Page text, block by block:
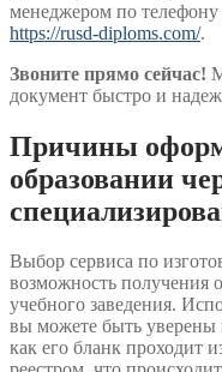
менеджером по телефону
https://rusd-diploms.com/.
Звоните прямо сейчас!
документ быстро и
Причины
образовании
Выбор сервиса по
возможность получения
учебного заведения.
вы можете быть уверены
как его бланк проходит